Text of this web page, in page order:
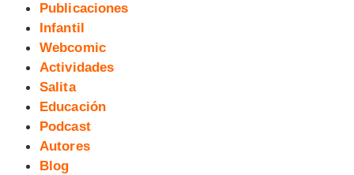
Publicaciones
Infantil
Webcomic
Actividades
Salita
Educación
Podcast
Autores
Blog